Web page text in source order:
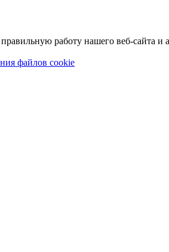
работу нашего веб-сайта и
файлов cookie